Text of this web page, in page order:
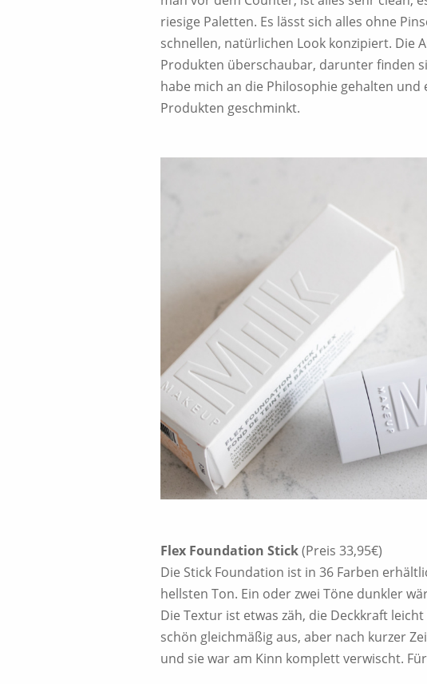
riesige Paletten. Es lässt sich alles ohne
schnellen, natürlichen Look konzipiert. Die
Produkten überschaubar, darunter finden
habe mich an die Philosophie gehalten
Produkten geschminkt.
Flex Foundation Stick(Preis 33,95€)
Die Stick Foundation ist in 36 Farben
hellsten Ton. Ein oder zwei Töne dunkler
Die Textur ist etwas zäh, die Deckkraft
schön gleichmäßig aus, aber nach kurzer
und sie war am Kinn komplett verwischt.